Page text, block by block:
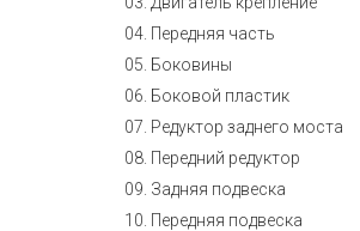
04. Передняя часть
05. Боковины
06. Боковой пластик
07. Редуктор заднего моста
08. Передний редуктор
09. Задняя подвеска
10. Передняя подвеска